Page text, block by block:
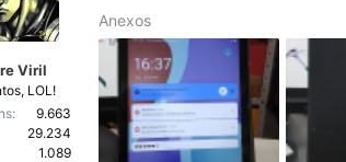
n
í
o
Viril
LOL!
9.663
29.234
1.089
Anexos